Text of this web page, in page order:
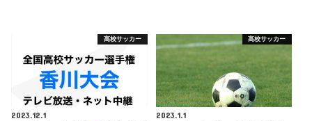
高校サッカー
2023.12.1
高校サッカー
2023.1.1